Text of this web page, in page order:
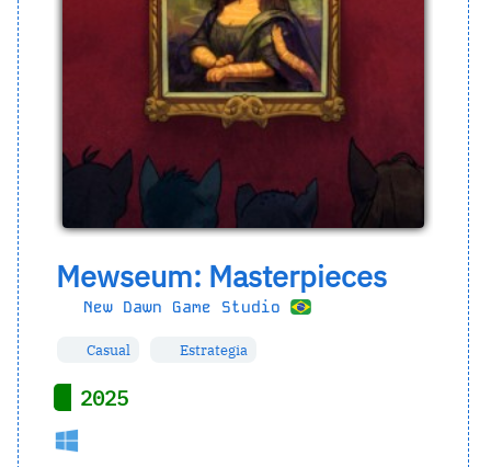
Mewseum: Masterpieces
New Dawn Game Studio
Casual Estrategia
2025